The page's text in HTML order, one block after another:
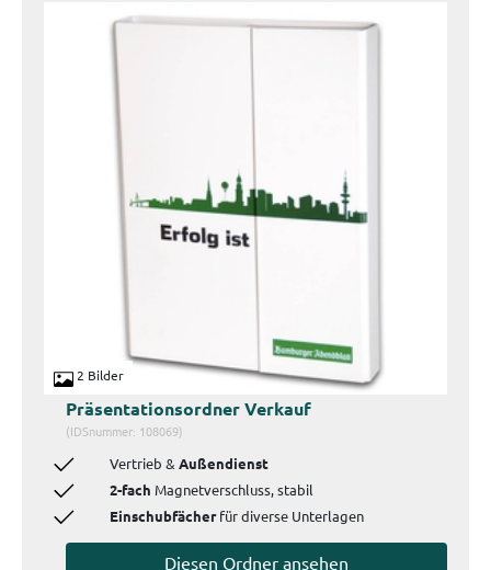
2 Bilder
Präsentationsordner Verkauf
(IDSnummer: 108069)
Vertrieb & Außendienst
2-fach Magnetverschluss,stabil
Einschubfächerfür diverse Unterlagen
Diesen Ordner ansehen